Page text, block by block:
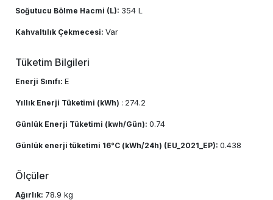
Soğutucu Bölme Hacmi (L): 354 L
Kahvaltılık Çekmecesi: Var
Tüketim Bilgileri
Enerji Sınıfı: E
Yıllık Enerji Tüketimi (kWh) : 274.2
Günlük Enerji Tüketimi (kwh/Gün): 0.74
Günlük enerji tüketimi 16°C (kWh/24h) (EU_2021_EP): 0.438
Ölçüler
Ağırlık: 78.9 kg